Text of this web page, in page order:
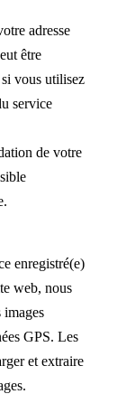
adresse
être
vous utilisez
service
de votre
enregistré(e)
web, nous
images
GPS. Les
et extraire